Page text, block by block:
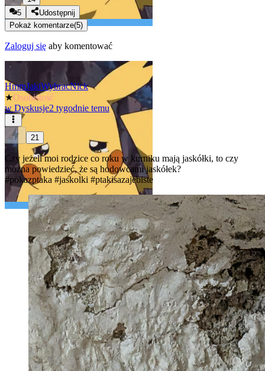
5
Udostępnij
Pokaż komentarze(5)
Zaloguj się aby komentować
HmmJakiWybracNick
★Osobistość
w Dyskusje2 tygodnie temu
21
Czy jeżeli moi rodzice co roku w kurniku mają jaskółki, to czy
można powiedzieć, że są hodowcami jaskółek?
#pokazptaka #jaskolki #ptakisazajebiste